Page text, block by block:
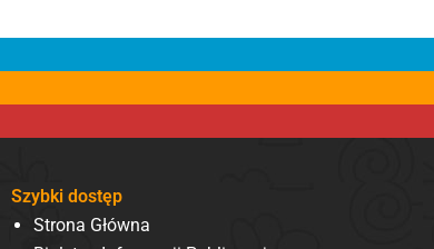
Szybki dostęp
Strona Główna